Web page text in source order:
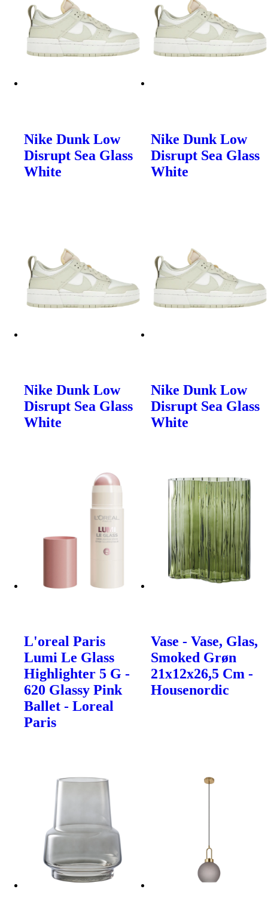
Nike Dunk Low
Disrupt Sea Glass
White
Nike Dunk Low
Disrupt Sea Glass
White
Nike Dunk Low
Disrupt Sea Glass
White
Nike Dunk Low
Disrupt Sea Glass
White
L'oreal Paris
Lumi Le Glass
Highlighter 5 G -
620 Glassy Pink
Ballet - Loreal
Paris
Vase - Vase, Glas,
Smoked Grøn
21x12x26,5 Cm -
Housenordic